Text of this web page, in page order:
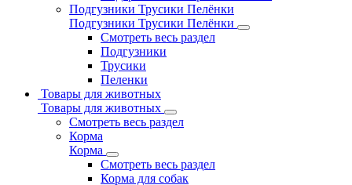
Подгузники Трусики Пелёнки
Подгузники Трусики Пелёнки
Смотреть весь раздел
Подгузники
Трусики
Пеленки
Товары для животных
Товары для животных
Смотреть весь раздел
Корма
Корма
Смотреть весь раздел
Корма для собак